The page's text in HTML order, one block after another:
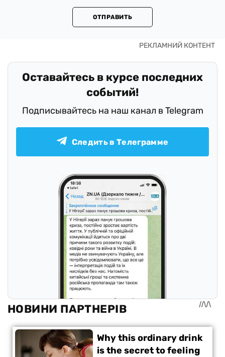
ОТПРАВИТЬ
Оставайтесь в курсе последних
событий!
Подписывайтесь на наш канал в Telegram
Следить в Телеграмме